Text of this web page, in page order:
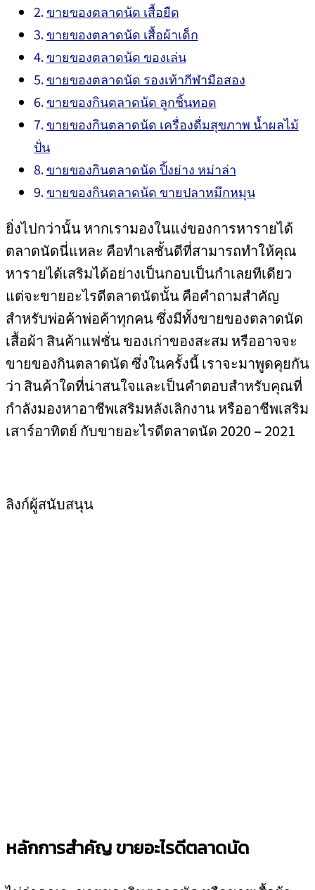
ขายของตลาดนัด เสื้อยืด
ขายของตลาดนัด เสื้อผ้าเด็ก
ขายของตลาดนัด ของเล่น
ขายของตลาดนัด รองเท้ากีฬามือสอง
ขายของกินตลาดนัด ลูกชิ้นทอด
ขายของกินตลาดนัด เครื่องดื่มสุขภาพ น้ำผลไม้
ปั่น
ขายของกินตลาดนัด ปิ้งย่าง หม่าล่า
ขายของกินตลาดนัด ขายปลาหมึกหมุน
ยิ่งไปกว่านั้น หากเรามองในแง่ของการหารายได้
ตลาดนัดนี่แหละ คือทำเลชั้นดีที่สามารถทำให้คุณ
หารายได้เสริมได้อย่างเป็นกอบเป็นกำเลยทีเดียว
แต่จะขายอะไรดีตลาดนัดนั้น คือคำถามสำคัญ
สำหรับพ่อค้าพ่อค้าทุกคน ซึ่งมีทั้งขายของตลาดนัด
เสื้อผ้า สินค้าแฟชั่น ของเก่าของสะสม หรืออาจจะ
ขายของกินตลาดนัด ซึ่งในครั้งนี้ เราจะมาพูดคุยกัน
ว่า สินค้าใดที่น่าสนใจและเป็นคำตอบสำหรับคุณที่
กำลังมองหาอาชีพเสริมหลังเลิกงาน หรืออาชีพเสริม
เสาร์อาทิตย์ กับขายอะไรดีตลาดนัด 2020 – 2021
ลิงก์ผู้สนับสนุน
หลักการสำคัญ ขายอะไรดีตลาดนัด